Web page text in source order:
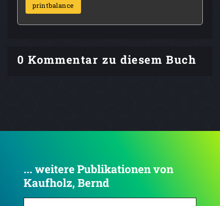
printbalance
0 Kommentar zu diesem Buch
... weitere Publikationen von
Kaufholz, Bernd